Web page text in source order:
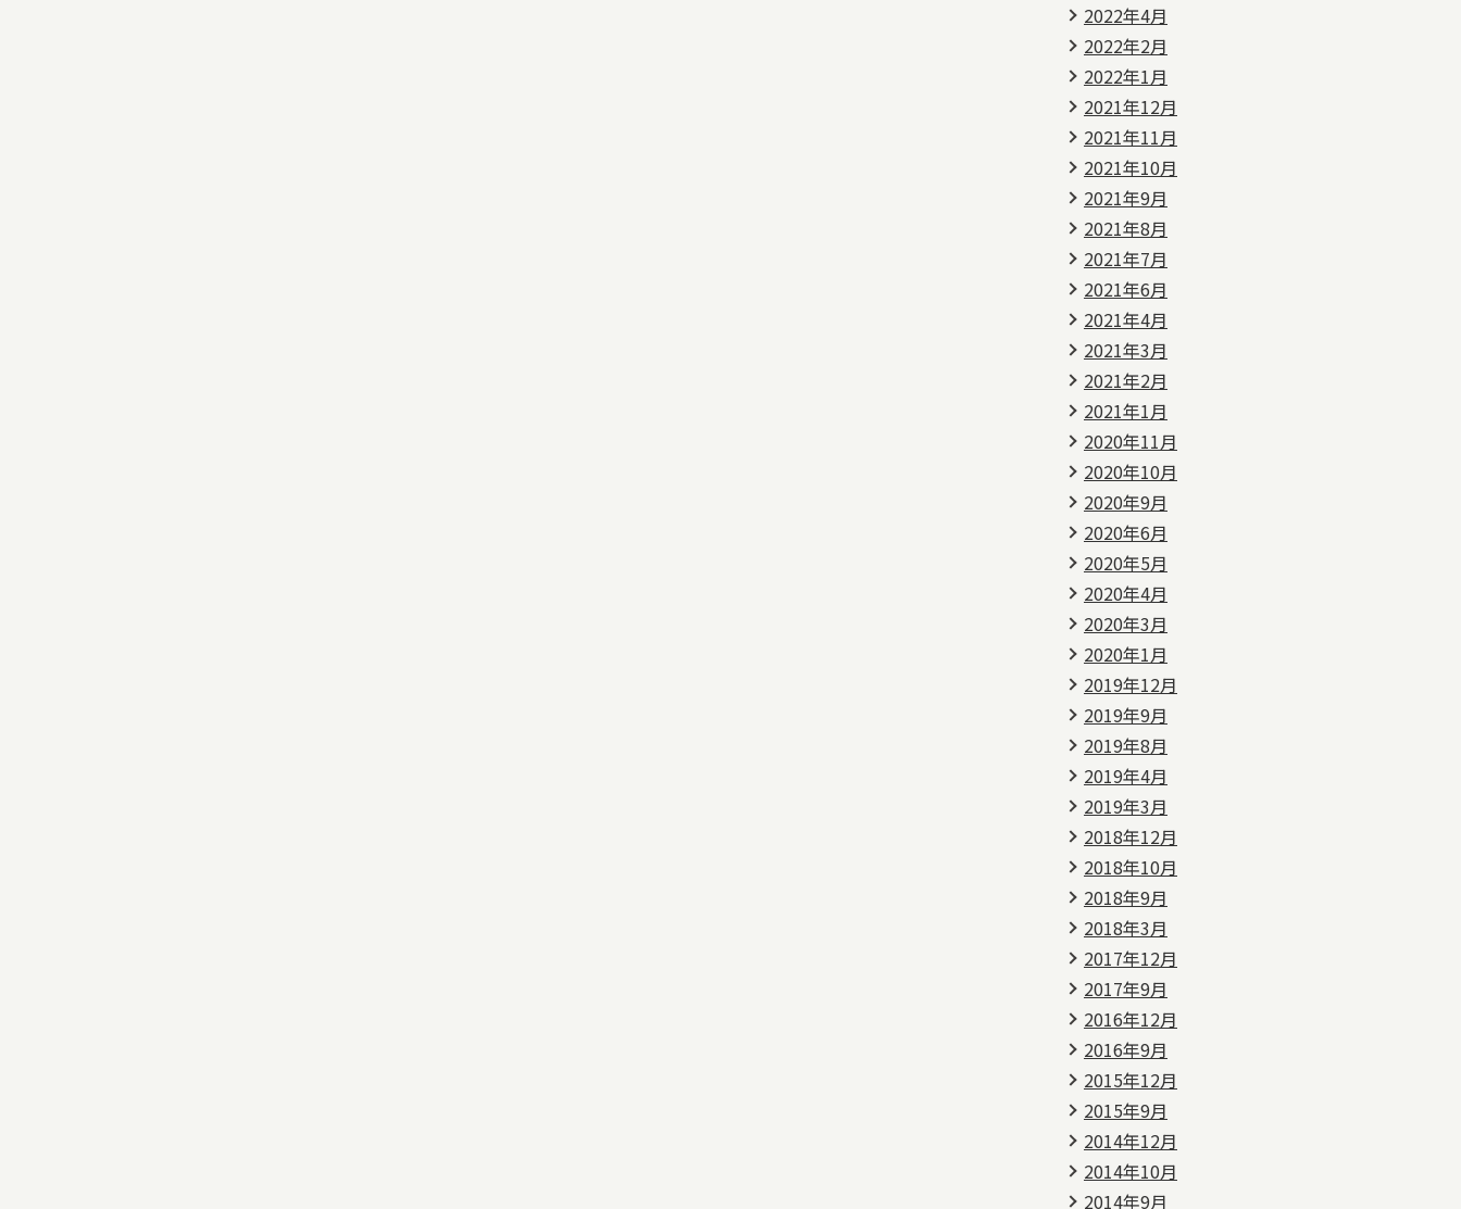
2022年4月
2022年2月
2022年1月
2021年12月
2021年11月
2021年10月
2021年9月
2021年8月
2021年7月
2021年6月
2021年4月
2021年3月
2021年2月
2021年1月
2020年11月
2020年10月
2020年9月
2020年6月
2020年5月
2020年4月
2020年3月
2020年1月
2019年12月
2019年9月
2019年8月
2019年4月
2019年3月
2018年12月
2018年10月
2018年9月
2018年3月
2017年12月
2017年9月
2016年12月
2016年9月
2015年12月
2015年9月
2014年12月
2014年10月
2014年9月